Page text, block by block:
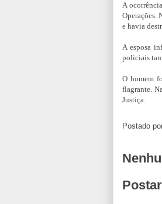
A
Operações.
e havia
A esposa
policiais
O homem
flagrante.
Justiça.
Postado